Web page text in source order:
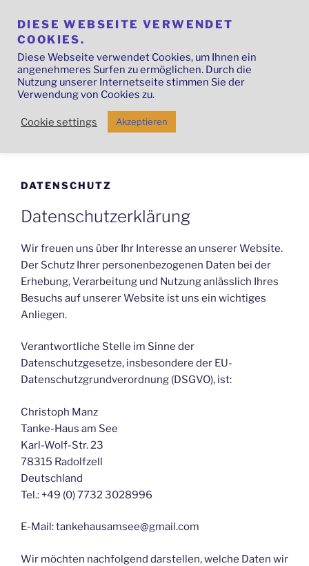
Inhalt
springen
TANKE HAUS AM SEE
Radolfzell am Bodensee
Menü
DATENSCHUTZ
Datenschutzerklärung
Wir freuen uns über Ihr Interesse an unserer Website.
Der Schutz Ihrer personenbezogenen Daten bei der
Erhebung, Verarbeitung und Nutzung anlässlich Ihres
Besuchs auf unserer Website ist uns ein wichtiges
Anliegen.
Verantwortliche Stelle im Sinne der
Datenschutzgesetze, insbesondere der EU-
Datenschutzgrundverordnung (DSGVO), ist:
Christoph Manz
Tanke-Haus am See
Karl-Wolf-Str. 23
78315 Radolfzell
Deutschland
Tel.: +49 (0) 7732 3028996
E-Mail: tankehausamsee@gmail.com
Wir möchten nachfolgend darstellen, welche Daten wir
DIESE WEBSEITE VERWENDET
COOKIES.
Diese Webseite verwendet Cookies, um Ihnen ein
angenehmeres Surfen zu ermöglichen. Durch die
Nutzung unserer Internetseite stimmen Sie der
Verwendung von Cookies zu.
Cookie settings Akzeptieren